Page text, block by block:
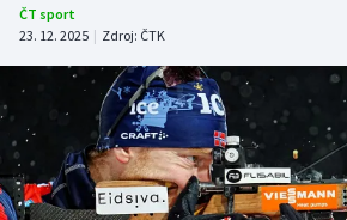
Atletika
Cyklistika
DALŠÍ SPORTY
Americký fotbal
NEPŘEHLÉDNĚTE
ČT sport
23. 12. 2025 | Zdroj: ČTK